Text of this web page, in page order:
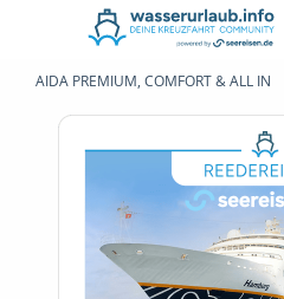
AIDA PREMIUM, COMFORT & ALL IN